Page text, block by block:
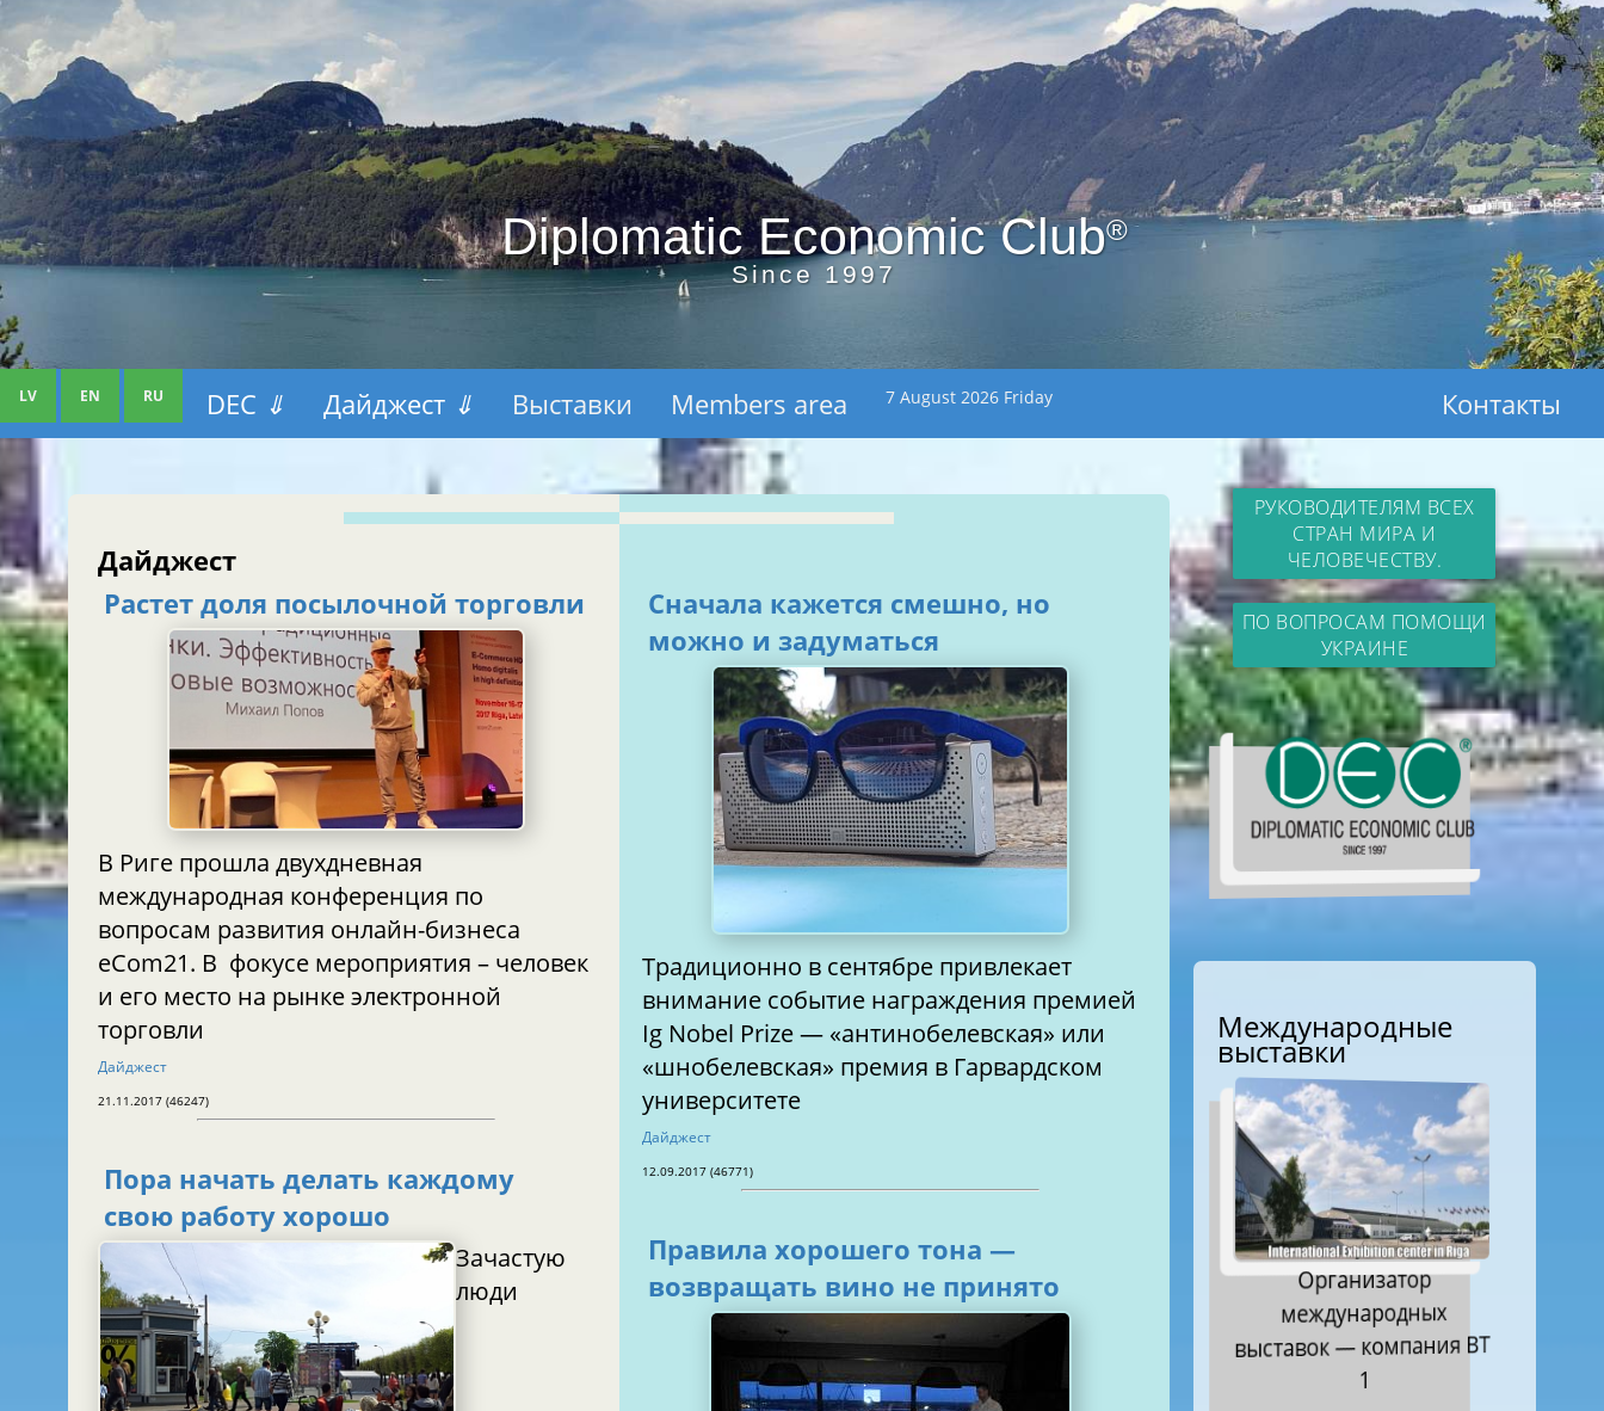
Diplomatic Economic Club®
Since 1997
LV EN RU DEC ⇓ Дайджест ⇓ Выставки Members area 7 August 2026 Friday Контакты
Дайджест
Растет доля посылочной торговли
В Риге прошла двухдневная
международная конференция по
вопросам развития онлайн-бизнеса
eCom21. В фокусе мероприятия – человек
и его место на рынке электронной
торговли
Дайджест
21.11.2017 (46247)
Пора начать делать каждому
свою работу хорошо
Зачастую
люди
Сначала кажется смешно, но
можно и задуматься
Традиционно в сентябре привлекает
внимание событие награждения премией
Ig Nobel Prize — «антинобелевская» или
«шнобелевская» премия в Гарвардском
университете
Дайджест
12.09.2017 (46771)
Правила хорошего тона —
возвращать вино не принято
РУКОВОДИТЕЛЯМ ВСЕХ
СТРАН МИРА И
ЧЕЛОВЕЧЕСТВУ.
ПО ВОПРОСАМ ПОМОЩИ
УКРАИНЕ
Международные
выставки
Организатор
международных
выставок — компания ВТ
1